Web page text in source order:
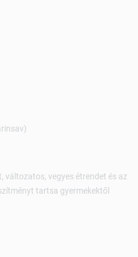
vegyes étrendet és az
tartsa gyermekektől